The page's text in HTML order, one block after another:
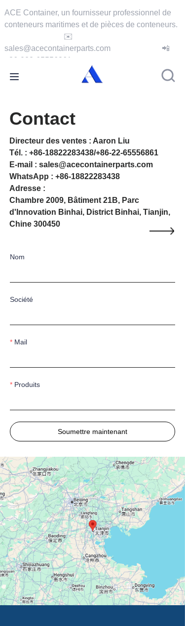
ACE Container, un fournisseur professionnel de
conteneurs maritimes et de pièces de conteneurs.
✉️
sales@acecontainerparts.com 📲
+86-022-65556861
Contact
Nom
Société
Mail
Produits
Soumettre maintenant
Directeur des ventes : Aaron Liu
Tél. : +86-18822283438/+86-22-65556861
E-mail : sales@acecontainerparts.com
WhatsApp : +86-18822283438
Adresse :
Chambre 2009, Bâtiment 21B, Parc
d'Innovation Binhai, District Binhai, Tianjin,
Chine 300450
Services
Cas
Actualités
Nous contacter